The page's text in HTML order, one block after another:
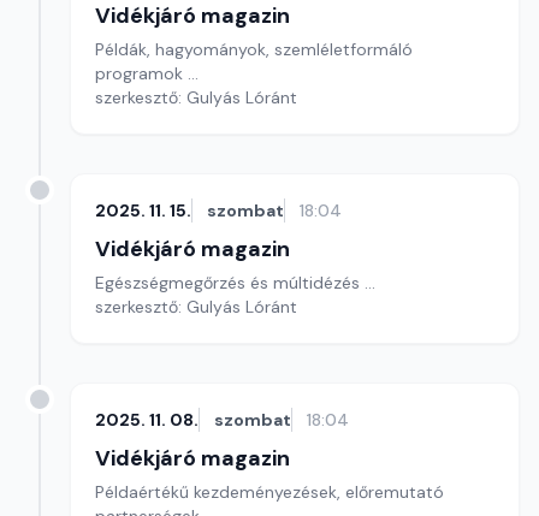
Vidékjáró magazin
Példák, hagyományok, szemléletformáló
programok ...
szerkesztő: Gulyás Lóránt
2025. 11. 15. szombat 18:04
Vidékjáró magazin
Egészségmegőrzés és múltidézés ...
szerkesztő: Gulyás Lóránt
2025. 11. 08. szombat 18:04
Vidékjáró magazin
Példaértékű kezdeményezések, előremutató